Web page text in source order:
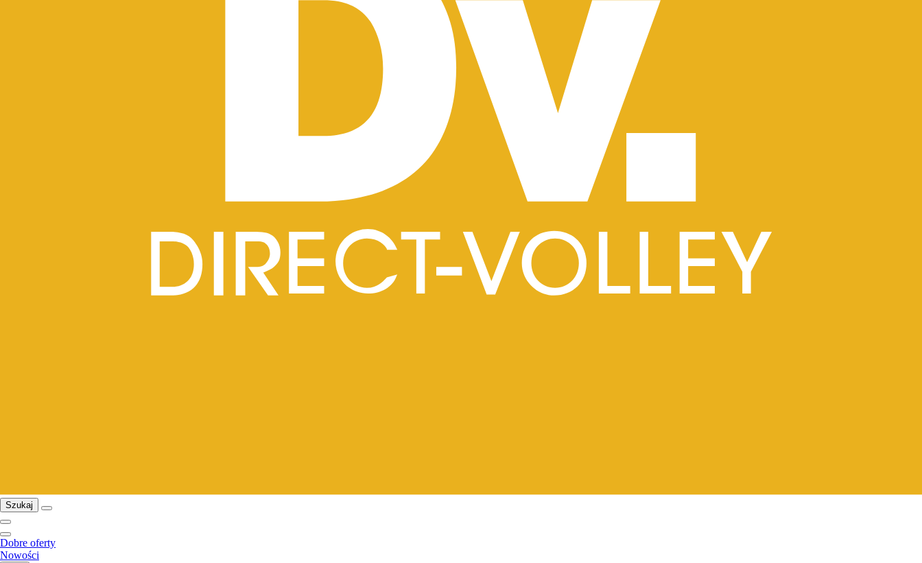
Szukaj
Dobre oferty
Nowości